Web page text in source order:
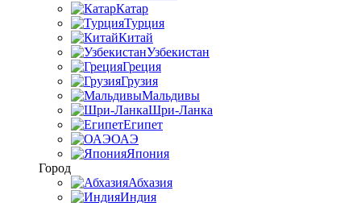
Катар
Турция
Китай
Узбекистан
Греция
Грузия
Мальдивы
Шри-Ланка
Египет
ОАЭ
Япония
Город
Абхазия
Индия